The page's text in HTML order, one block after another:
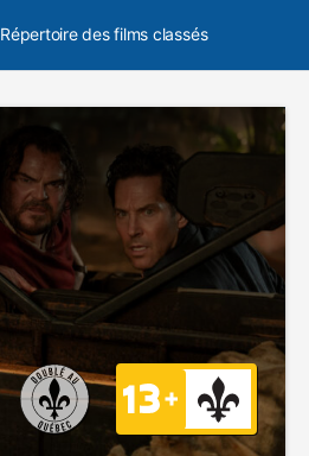
Répertoire des films classés